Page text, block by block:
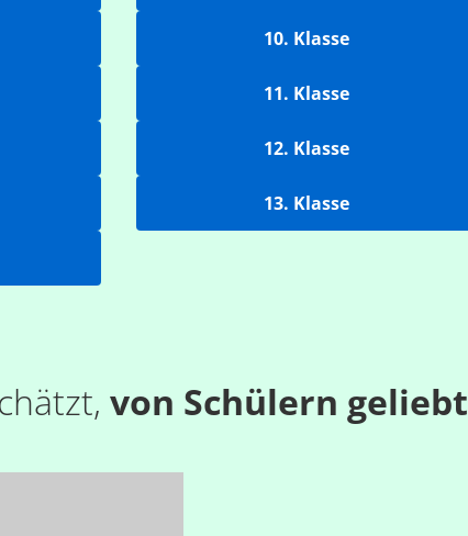
10. Klasse
11. Klasse
12. Klasse
13. Klasse
von Schülern geliebt